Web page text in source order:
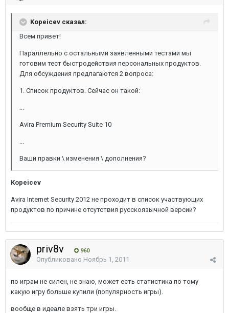
Kopeicev сказал:
Всем привет!
Параллельно с остальными заявленными тестами мы
готовим тест быстродействия персональных продуктов.
Для обсуждения предлагаются 2 вопроса:
1. Список продуктов. Сейчас он такой:
...
Avira Premium Security Suite 10
...
Ваши правки \ изменения \ дополнения?
Kopeicev
Avira Internet Security 2012 не проходит в список участвующих
продуктов по причине отсутствия русскоязычной версии?
priv8v 960
Опубликовано Ноябрь 1, 2011
по играм не силен, не знаю, может есть статистика по тому
какую игру больше купили (популярность игры).
вообще в идеале взять три игры.